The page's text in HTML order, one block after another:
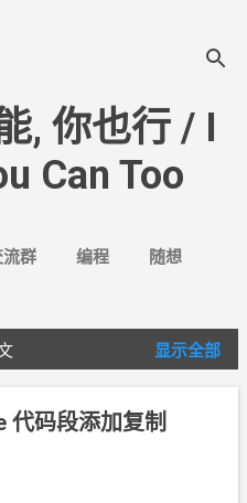
, 你也行 / I
Can Too
群 编程 随想
显示全部
代码段添加复制